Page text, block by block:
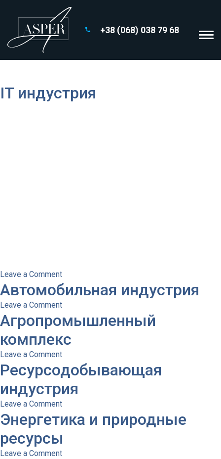
+38 (068) 038 79 68
IT индустрия
Leave a Commenton
IT
индустрия
Автомобильная индустрия
Leave a Commenton
Автомобильная
индустрия
Агропромышленный
комплекс
Leave a Commenton
Агропромышленный
комплекс
Ресурсодобывающая
индустрия
Leave a Commenton
Ресурсодобывающая
индустрия
Энергетика и природные
ресурсы
Leave a Commenton